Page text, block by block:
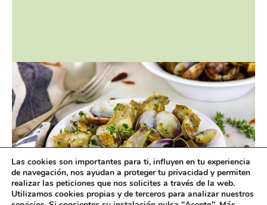
Las cookies son importantes para ti, influyen en tu experiencia
de navegación, nos ayudan a proteger tu privacidad y permiten
realizar las peticiones que nos solicites a través de la web.
Utilizamos cookies propias y de terceros para analizar nuestros